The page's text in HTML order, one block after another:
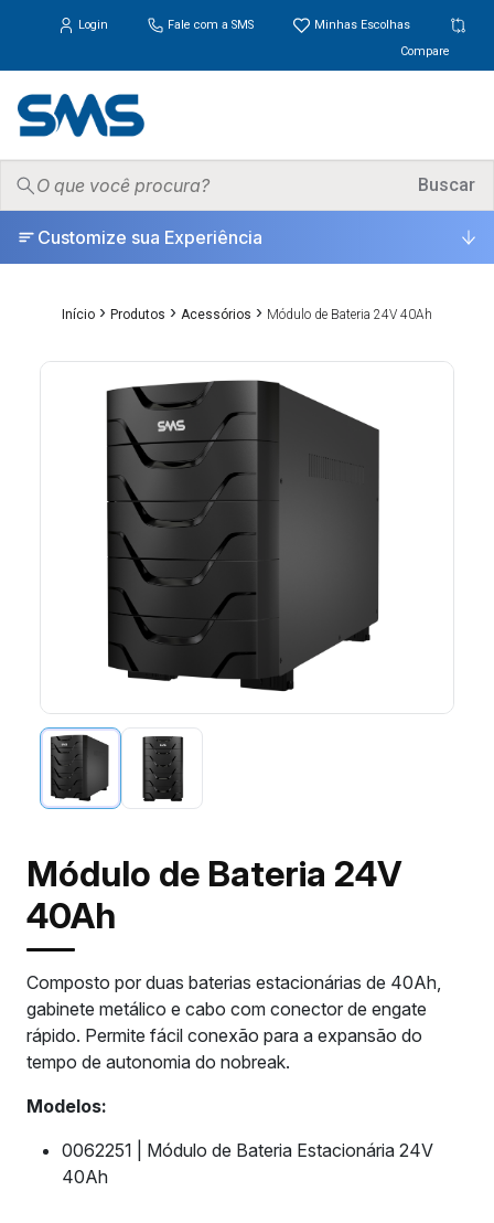
Login Fale com a SMS
Minhas Escolhas
Compare
PRODUTOS ▾
ONDE COMPRAR
ESCOLHA CERTA
Buscar
Customize sua Experiência
Início › Produtos › Acessórios › Módulo de Bateria 24V 40Ah
Módulo de Bateria 24V
40Ah
Composto por duas baterias estacionárias de 40Ah,
gabinete metálico e cabo com conector de engate
rápido. Permite fácil conexão para a expansão do
tempo de autonomia do nobreak.
Modelos:
0062251 | Módulo de Bateria Estacionária 24V
40Ah